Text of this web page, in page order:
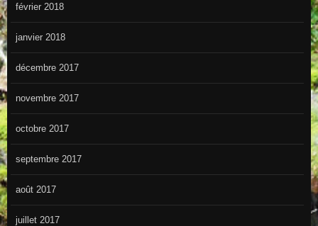
février 2018
janvier 2018
décembre 2017
novembre 2017
octobre 2017
septembre 2017
août 2017
juillet 2017